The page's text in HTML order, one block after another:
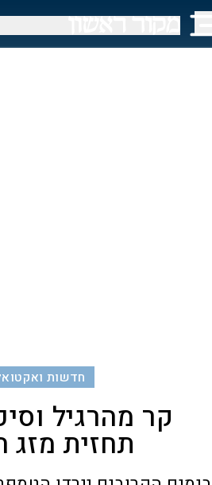
חדשות
קר מהרגיל
תחזית מזג